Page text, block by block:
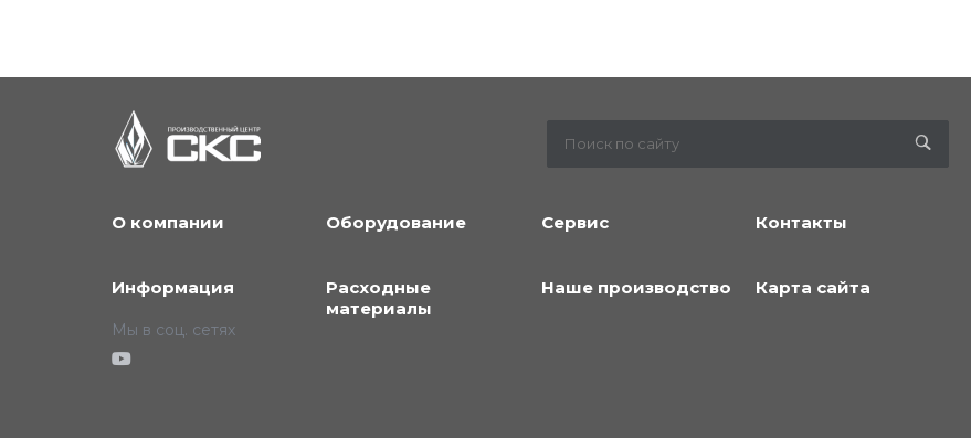
О компании Оборудование Сервис Контакты
Информация
Расходные
материалы
Наше производство Карта сайта
Мы в соц. сетях